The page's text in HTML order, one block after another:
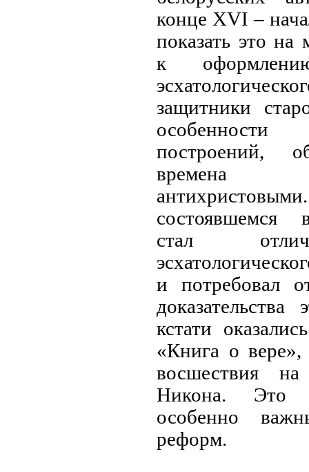
конце XVI –
показать это на
к оформлению
защитники
особенности
построений,
времена
состоявшемся
стал
и потребовал
кстати
«Книга о
восшествия
Никона. Это
особенно
реформ.